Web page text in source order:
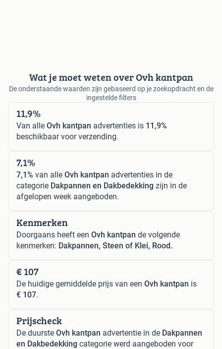
Wat je moet weten over Ovh kantpan
De onderstaande waarden zijn gebaseerd op je zoekopdracht en de
ingestelde filters
11,9%
Van alle Ovh kantpan advertenties is 11,9%
beschikbaar voor verzending.
7,1%
7,1% van alle Ovh kantpan advertenties in de
categorie Dakpannen en Dakbedekking zijn in de
afgelopen week aangeboden.
Kenmerken
Doorgaans heeft een Ovh kantpan de volgende
kenmerken: Dakpannen, Steen of Klei, Rood.
€ 107
De huidige gemiddelde prijs van een Ovh kantpan is
€ 107.
Prijscheck
De duurste Ovh kantpan advertentie in de Dakpannen
en Dakbedekking categorie werd aangeboden voor